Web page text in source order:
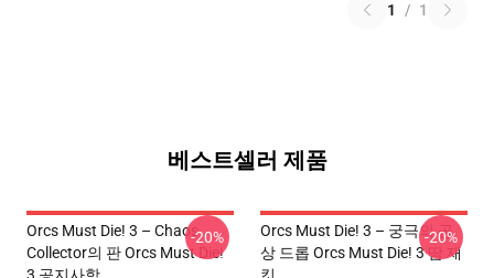
1 / 1
베스트셀러 제품
Orcs Must Die! 3 – Chaos
Collector의 판 Orcs Must Die!
-20%
Orcs Must Die! 3 – 궁극의 공
상 드롭 Orcs Must Die! 3 땀 재
-20%